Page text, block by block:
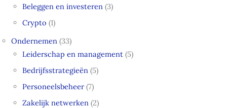
Beleggen en investeren (3)
Crypto (1)
Ondernemen (33)
Leiderschap en management (5)
Bedrijfsstrategieën (5)
Personeelsbeheer(7)
Zakelijk netwerken (2)